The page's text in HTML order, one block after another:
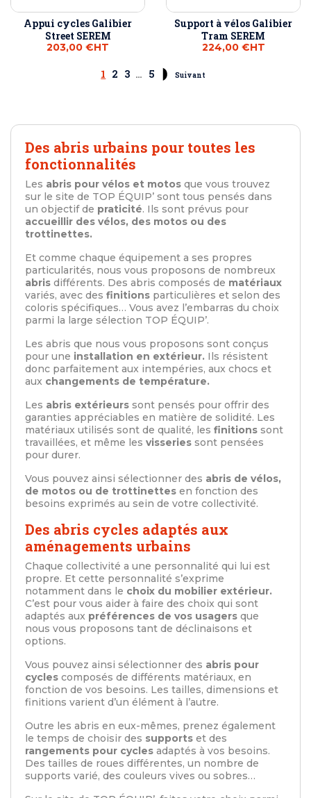
Appui cycles Galibier
Street SEREM
203,00 €HT
Support à vélos Galibier
Tram SEREM
224,00 €HT
1 2 3 … 5 Suivant
Des abris urbains pour toutes les
fonctionnalités
Les abris pour vélos et motos que vous trouvez
sur le site de TOP ÉQUIP’ sont tous pensés dans
un objectif de praticité. Ils sont prévus pour
accueillir des vélos, des motos ou des
trottinettes.
Et comme chaque équipement a ses propres
particularités, nous vous proposons de nombreux
abris différents. Des abris composés de matériaux
variés, avec des finitions particulières et selon des
coloris spécifiques… Vous avez l’embarras du choix
parmi la large sélection TOP ÉQUIP’.
Les abris que nous vous proposons sont conçus
pour une installation en extérieur. Ils résistent
donc parfaitement aux intempéries, aux chocs et
aux changements de température.
Les abris extérieurs sont pensés pour offrir des
garanties appréciables en matière de solidité. Les
matériaux utilisés sont de qualité, les finitions sont
travaillées, et même les visseries sont pensées
pour durer.
Vous pouvez ainsi sélectionner des abris de vélos,
de motos ou de trottinettes en fonction des
besoins exprimés au sein de votre collectivité.
Des abris cycles adaptés aux
aménagements urbains
Chaque collectivité a une personnalité qui lui est
propre. Et cette personnalité s’exprime
notamment dans le choix du mobilier extérieur.
C’est pour vous aider à faire des choix qui sont
adaptés aux préférences de vos usagers que
nous vous proposons tant de déclinaisons et
options.
Vous pouvez ainsi sélectionner des abris pour
cycles composés de différents matériaux, en
fonction de vos besoins. Les tailles, dimensions et
finitions varient d’un élément à l’autre.
Outre les abris en eux-mêmes, prenez également
le temps de choisir des supports et des
rangements pour cycles adaptés à vos besoins.
Des tailles de roues différentes, un nombre de
supports varié, des couleurs vives ou sobres…